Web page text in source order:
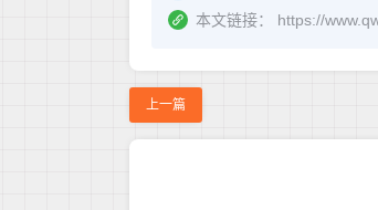
本文链接：
https://
上一篇